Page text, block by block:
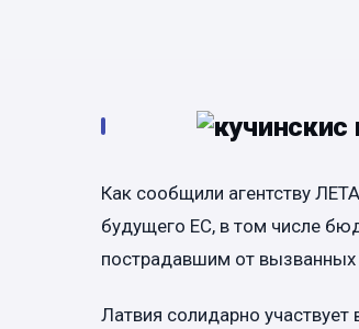
Как сообщили агентству
будущего ЕС, в том числе
пострадавшим от вызванных
Латвия солидарно